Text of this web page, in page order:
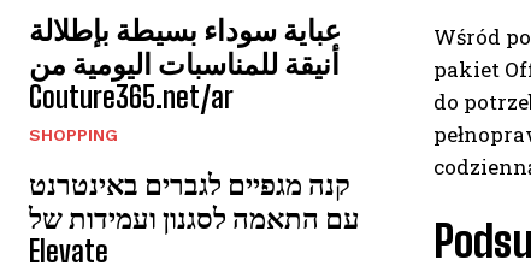
عباية سوداء بسيطة بإطلالة
أنيقة للمناسبات اليومية من
Couture365.net/ar
SHOPPING
קנה מגפיים לגברים באינטרנט
עם התאמה לסגנון ועמידות של
Elevate
Wśród
pakiet
do